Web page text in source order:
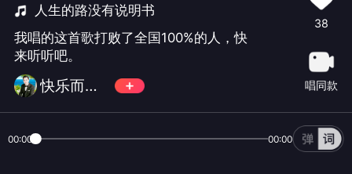
人生的路没有说明书
我唱的这首歌打败了全国100%的人，快
来听听吧。
快乐而潇洒482
38
唱同款
00:00 00:00